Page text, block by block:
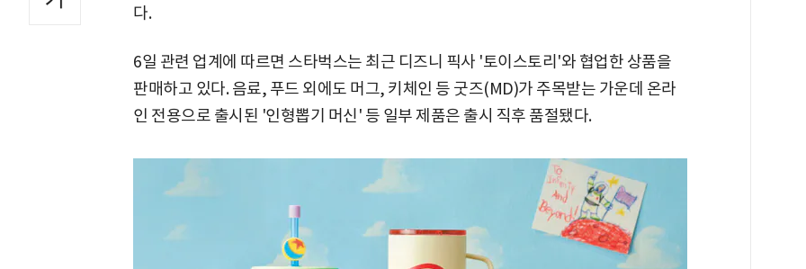
다.
6일 관련 업계에 따르면 스타벅스는 최근 디즈니 픽사 '토이스토리'와 협업한 상품을
판매하고 있다. 음료, 푸드 외에도 머그, 키체인 등 굿즈(MD)가 주목받는 가운데 온라
인 전용으로 출시된 '인형뽑기 머신' 등 일부 제품은 출시 직후 품절됐다.